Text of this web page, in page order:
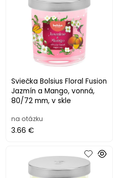
Sviečka Bolsius Floral Fusion
Jazmín a Mango, vonná,
80/72 mm, v skle
na otázku
3.66 €